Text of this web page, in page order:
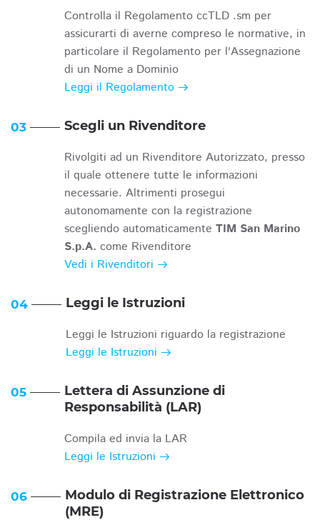
Controlla il Regolamento ccTLD .sm per
assicurarti di averne compreso le normative, in
particolare il Regolamento per l'Assegnazione
di un Nome a Dominio
Leggi il Regolamento
03 Scegli un Rivenditore
Rivolgiti ad un Rivenditore Autorizzato, presso
il quale ottenere tutte le informazioni
necessarie. Altrimenti prosegui
autonomamente con la registrazione
scegliendo automaticamente TIM San Marino
S.p.A. come Rivenditore
Vedi i Rivenditori
04 Leggi le Istruzioni
Leggi le Istruzioni riguardo la registrazione
Leggi le Istruzioni
05
Lettera di Assunzione di
Responsabilità (LAR)
Compila ed invia la LAR
Leggi le Istruzioni
06
Modulo di Registrazione Elettronico
(MRE)